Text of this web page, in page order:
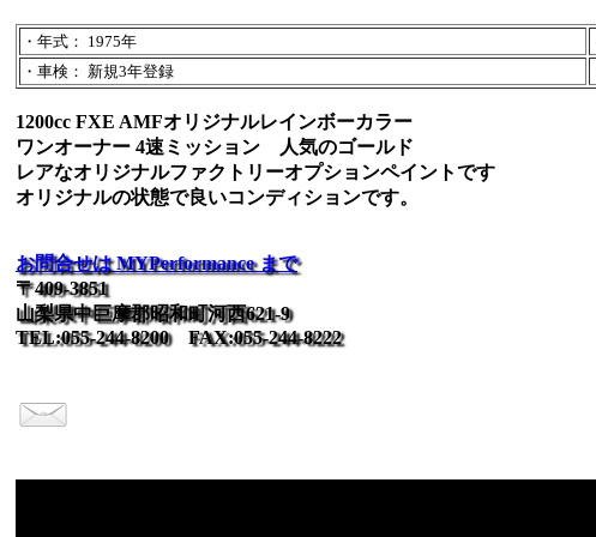
・年式： 1975年
・車検： 新規3年登録
1200cc FXE AMFオリジナルレインボーカラー
ワンオーナー 4速ミッション 人気のゴールド
レアなオリジナルファクトリーオプションペイントです
オリジナルの状態で良いコンディションです。
お問合せは MYPerformance まで
〒409-3851
山梨県中巨摩郡昭和町河西621-9
TEL:055-244-8200 FAX:055-244-8222